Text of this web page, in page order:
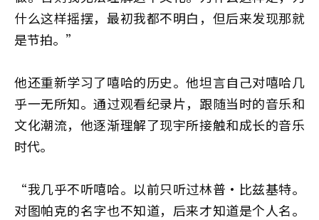
什么这样摇摆，最初我都不明白，但后来发现那就
是节拍。”
他还重新学习了嘻哈的历史。他坦言自己对嘻哈几
乎一无所知。通过观看纪录片，跟随当时的音乐和
文化潮流，他逐渐理解了现宇所接触和成长的音乐
时代。
“我几乎不听嘻哈。以前只听过林普·比兹基特。
对图帕克的名字也不知道，后来才知道是个人名。